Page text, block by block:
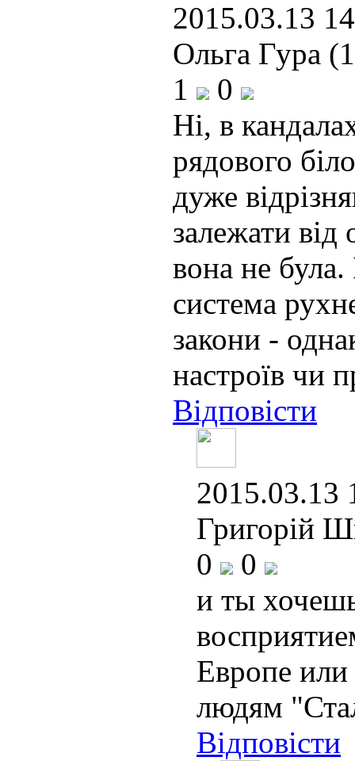
2015.03.13
Ольга Гура
1
0
Ні, в
рядового
дуже
залежати
вона не
система
закони -
настроїв чи
Відповісти
2015.03.13
Григорій
0
0
и ты
Европе
людям
Відповісти